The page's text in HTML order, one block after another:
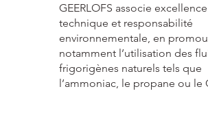
GEERLOFS associe excellence
technique et responsabilité
environnementale, en
notamment l’utilisation des
frigorigènes naturels tels que
l’ammoniac, le propane ou le